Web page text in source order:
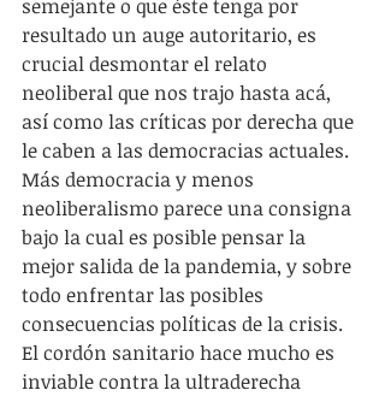
semejante o que éste tenga por
resultado un auge autoritario, es
crucial desmontar el relato
neoliberal que nos trajo hasta acá,
así como las críticas por derecha que
le caben a las democracias actuales.
Más democracia y menos
neoliberalismo parece una consigna
bajo la cual es posible pensar la
mejor salida de la pandemia, y sobre
todo enfrentar las posibles
consecuencias políticas de la crisis.
El cordón sanitario hace mucho es
inviable contra la ultraderecha